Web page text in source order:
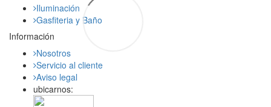
Iluminación
Gasfiteria y Baño
Información
Nosotros
Servicio al cliente
Aviso legal
ubicarnos: